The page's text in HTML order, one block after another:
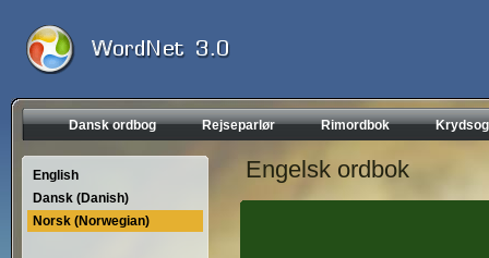
Dansk ordbog Rejseparlør Rimordbok
English
Dansk (Danish)
Norsk (Norwegian)
Engelsk ordbok